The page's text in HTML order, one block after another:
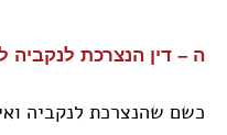
ה – דין הנצרכת לנקביה
כשם שהנצרכת לנקביה